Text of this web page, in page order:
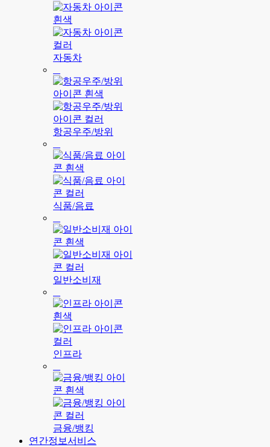
자동차
항공우주/방위
식품/음료
일반소비재
인프라
금융/뱅킹
연간정보서비스